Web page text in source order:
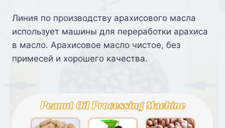
Линия по производству арахисового масла
использует машины для переработки арахиса
в масло. Арахисовое масло чистое, без
примесей и хорошего качества.